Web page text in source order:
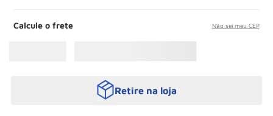
Calcule o frete Não sei meu CEP
Retire na loja